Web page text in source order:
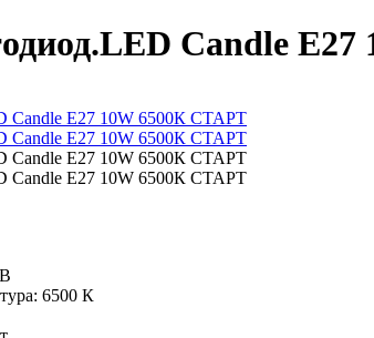
Candle
6500 К